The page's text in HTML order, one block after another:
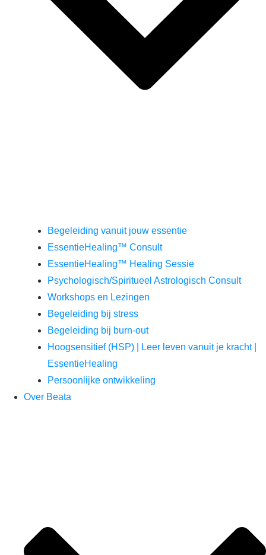
Begeleiding vanuit jouw essentie
EssentieHealing™ Consult
EssentieHealing™ Healing Sessie
Psychologisch/Spiritueel Astrologisch Consult
Workshops en Lezingen
Begeleiding bij stress
Begeleiding bij burn-out
Hoogsensitief (HSP) | Leer leven vanuit je kracht |
EssentieHealing
Persoonlijke ontwikkeling
Over Beata